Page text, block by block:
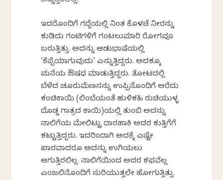
ಇದರೊಂದಿಗೆ ಗದ್ದೆಯಲ್ಲಿ ನಿಂತ ಕೊಳಚೆ ನೀರನ್ನು
ಕುಡಿದು ಗಂಟಿಗಳಿಗೆ ಗಂಟಲುಮಾರಿ ರೋಗವೂ
ಬರುತ್ತಿತ್ತು. ಅದನ್ನು ಆಡುಭಾಷೆಯಲ್ಲಿ
‘ಕೆಪ್ಪೆಯಾಗುವುದು’ ಎನ್ನುತ್ತಿದ್ದರು. ಅದಕ್ಕೂ
ಮನೆಯ ಔಷಧ ಮಾಡುತ್ತಿದ್ದರು. ತೋಟದಲ್ಲಿ
ಬೆಳೆದ ಚೂರುಮೆಣಸನ್ನು ಉಪ್ಪಿನೊಂದಿಗೆ ಅರೆದು
ಕಂಚಿಕಾಯಿ (ಲಿಂಬೆಯಂತೆ ಹುಳಿಕಹಿ ರುಚಿಯುಳ್ಳ
ದೊಡ್ಡ ಗಾತ್ರದ ಕಾಯಿ)ಯಲ್ಲಿ ತುಂಬಿ ಅದನ್ನು
ನಾಲಿಗೆಯ ಮೇಲಿಟ್ಟು ದಾರಹಾಕಿ ಅದರ ಕುತ್ತಿಗೆಗೆ
ಕಟ್ಟುತ್ತಿದ್ದರು. ಇದರಿಂದಾಗಿ ಅದಕ್ಕೆ ಎಷ್ಟೇ
ಖಾರವಾದರೂ ಅದನ್ನು ಉಗಿಯಲು
ಆಗುತ್ತಿರಲಿಲ್ಲ. ನಾಲಿಗೆಯಿಂದ ಅದರ ಕಫವೆಲ್ಲ
ಎಂಜಲಿನೊಂದಿಗೆ ಸುರಿಯುತ್ತಲೇ ಹೋಗುತ್ತಿತ್ತು.